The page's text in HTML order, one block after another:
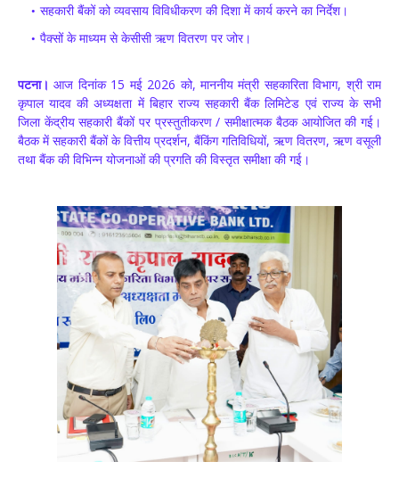
सहकारी बैंकों को व्यवसाय विविधीकरण की दिशा में कार्य करने का निर्देश।
पैक्सों के माध्यम से केसीसी ऋण वितरण पर जोर।
पटना।आज दिनांक 15 मई 2026 को, माननीय मंत्री सहकारिता विभाग, श्री राम
कृपाल यादव की अध्यक्षता में बिहार राज्य सहकारी बैंक लिमिटेड एवं राज्य के सभी
जिला केंद्रीय सहकारी बैंकों पर प्रस्तुतीकरण / समीक्षात्मक बैठक आयोजित की गई।
बैठक में सहकारी बैंकों के वित्तीय प्रदर्शन, बैंकिंग गतिविधियों, ऋण वितरण, ऋण वसूली
तथा बैंक की विभिन्न योजनाओं की प्रगति की विस्तृत समीक्षा की गई।